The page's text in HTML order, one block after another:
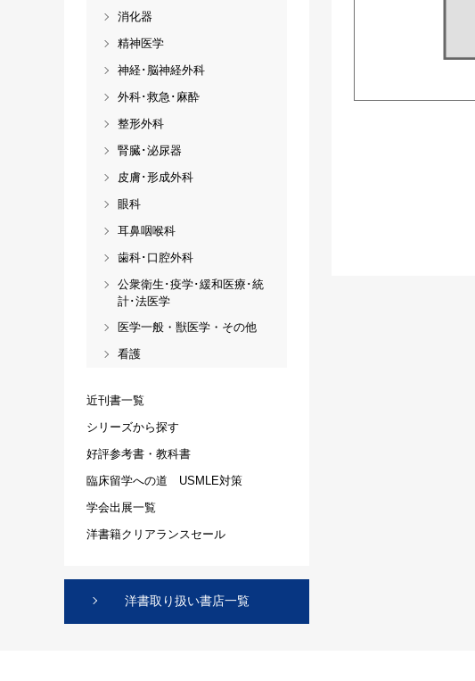
消化器
精神医学
神経･脳神経外科
外科･救急･麻酔
整形外科
腎臓･泌尿器
皮膚･形成外科
眼科
耳鼻咽喉科
歯科･口腔外科
公衆衛生･疫学･緩和医療･統
計･法医学
医学一般・獣医学・その他
看護
近刊書一覧
シリーズから探す
好評参考書・教科書
臨床留学への道 USMLE対策
学会出展一覧
洋書籍クリアランスセール
洋書取り扱い書店一覧